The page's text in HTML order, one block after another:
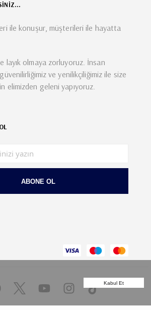
Kabul Et
ile konuşur, müşterileri ile hayatta
layık olmaya zorluyoruz. İnsan
ve yenilikçiliğimiz ile size
elimizden geleni yapıyoruz.
ABONE OL